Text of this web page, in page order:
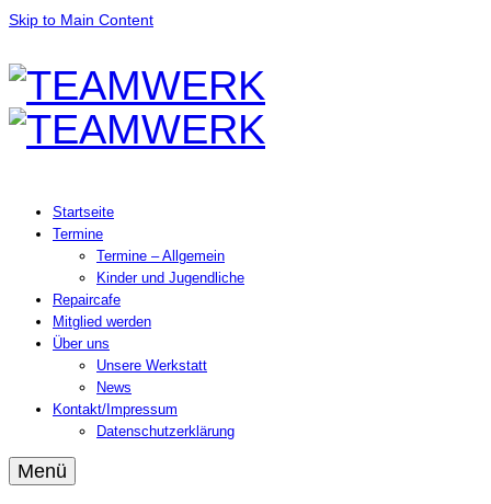
Skip to Main Content
Startseite
Termine
Termine – Allgemein
Kinder und Jugendliche
Repaircafe
Mitglied werden
Über uns
Unsere Werkstatt
News
Kontakt/Impressum
Datenschutzerklärung
Menü